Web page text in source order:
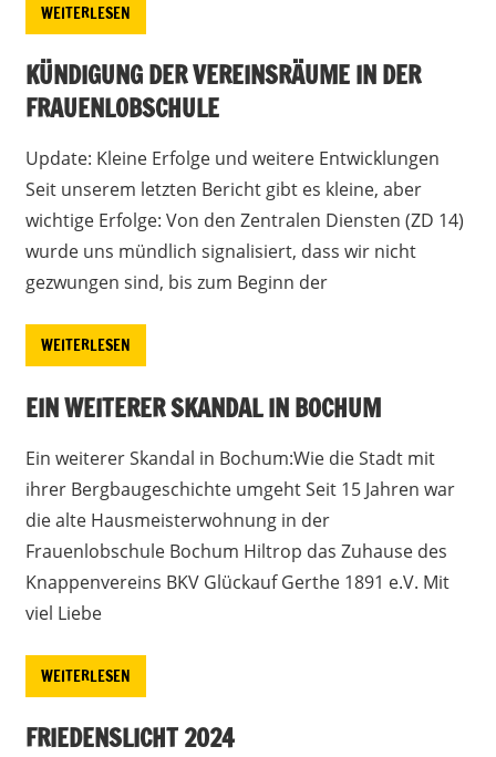
WEITERLESEN
KÜNDIGUNG DER VEREINSRÄUME IN DER
FRAUENLOBSCHULE
Update: Kleine Erfolge und weitere Entwicklungen
Seit unserem letzten Bericht gibt es kleine, aber
wichtige Erfolge: Von den Zentralen Diensten (ZD 14)
wurde uns mündlich signalisiert, dass wir nicht
gezwungen sind, bis zum Beginn der
WEITERLESEN
EIN WEITERER SKANDAL IN BOCHUM
Ein weiterer Skandal in Bochum:Wie die Stadt mit
ihrer Bergbaugeschichte umgeht Seit 15 Jahren war
die alte Hausmeisterwohnung in der
Frauenlobschule Bochum Hiltrop das Zuhause des
Knappenvereins BKV Glückauf Gerthe 1891 e.V. Mit
viel Liebe
WEITERLESEN
FRIEDENSLICHT 2024